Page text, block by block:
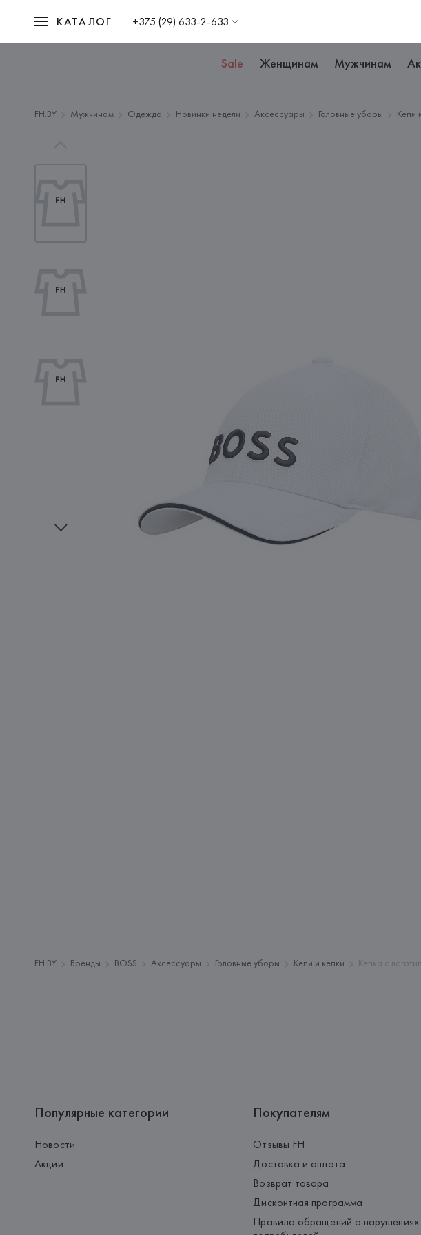
КАТАЛОГ +375 (29) 633-2-633
Sale Женщинам Мужчинам
FH.BY Мужчинам Одежда Новинки недели Аксессуары Головные уборы Кепи
FH.BY Бренды BOSS Аксессуары Головные уборы Кепи и кепки Кепка с
Популярные категории
Новости
Акции
Покупателям
Отзывы FH
Доставка и оплата
Возврат товара
Дисконтная программа
Правила обращений о нарушениях